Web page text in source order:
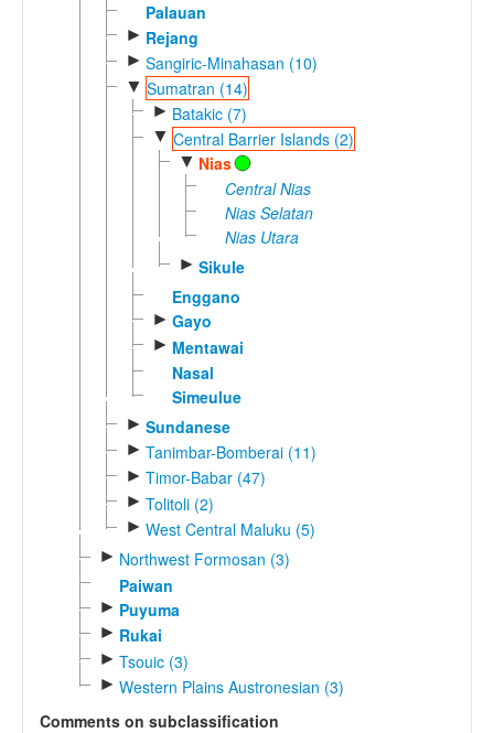
Palauan
► Rejang
► Sangiric-Minahasan (10)
▼ Sumatran (14)
► Batakic (7)
▼ Central Barrier Islands (2)
▼ Nias
Central Nias
Nias Selatan
Nias Utara
► Sikule
Enggano
► Gayo
► Mentawai
Nasal
Simeulue
► Sundanese
► Tanimbar-Bomberai (11)
► Timor-Babar (47)
► Tolitoli (2)
► West Central Maluku (5)
► Northwest Formosan (3)
Paiwan
► Puyuma
► Rukai
► Tsouic (3)
► Western Plains Austronesian (3)
Comments on subclassification